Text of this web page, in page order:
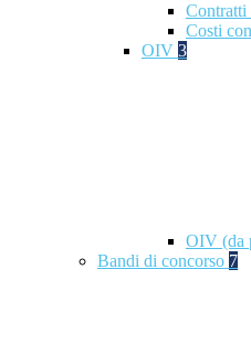
Contratti
Costi
OIV 3
OIV (da
Bandi di concorso 7